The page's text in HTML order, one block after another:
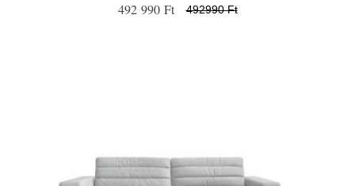
492 990 Ft 492990 Ft